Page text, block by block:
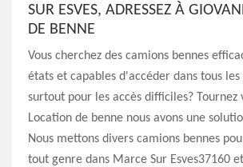
SUR ESVES, ADRESSEZ À
DE BENNE
Vous cherchez des camions bennes
états et capables d'accéder dans tous les
surtout pour les accès difficiles? Tournez
Location de benne nous avons une
Nous mettons divers camions bennes
tout genre dans Marce Sur Esves37160